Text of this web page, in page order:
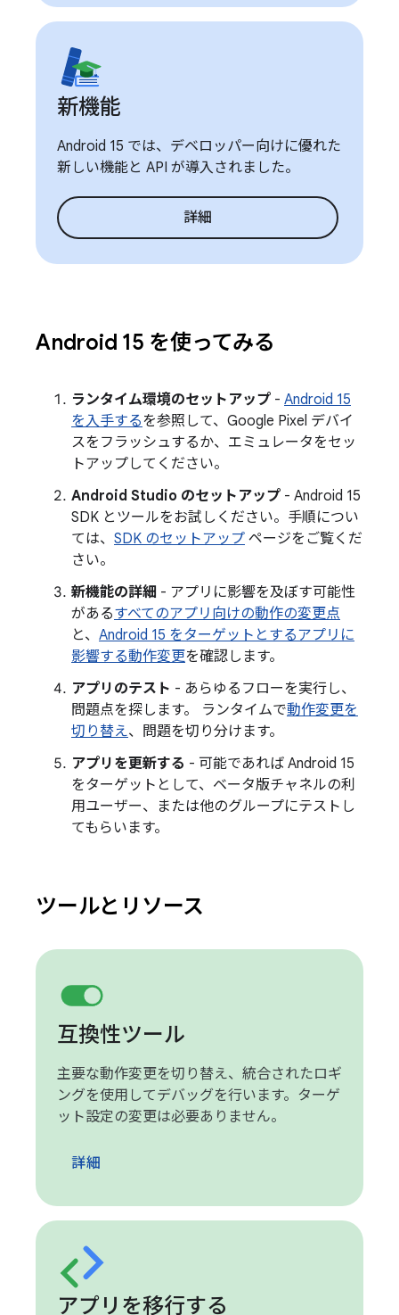
新機能
Android 15 では、デベロッパー向けに優れた
新しい機能と API が導入されました。
詳細
Android 15 を使ってみる
ランタイム環境のセットアップ - Android 15
を入手するを参照して、Google Pixel デバイ
スをフラッシュするか、エミュレータをセッ
トアップしてください。
Android Studio のセットアップ - Android 15
SDK とツールをお試しください。手順につい
ては、 SDK のセットアップ ページをご覧くだ
さい。
新機能の詳細 - アプリに影響を及ぼす可能性
があるすべてのアプリ向けの動作の変更点
と、 Android 15 をターゲットとするアプリに
影響する動作変更を確認します。
アプリのテスト - あらゆるフローを実行し、
問題点を探します。 ランタイムで動作変更を
切り替え、問題を切り分けます。
アプリを更新する - 可能であれば Android 15
をターゲットとして、ベータ版チャネルの利
用ユーザー、または他のグループにテストし
てもらいます。
ツールとリソース
互換性ツール
主要な動作変更を切り替え、統合されたロギ
ングを使用してデバッグを行います。ターゲ
ット設定の変更は必要ありません。
詳細
アプリを移行する